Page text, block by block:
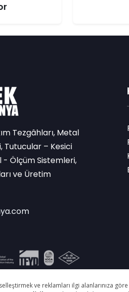
Tezgâhları, Metal
Tutucular – Kesici
- Ölçüm Sistemleri,
ve Üretim